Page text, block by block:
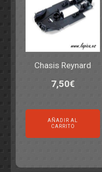
Chasis Reynard
7,50€
AÑADIR AL
CARRITO